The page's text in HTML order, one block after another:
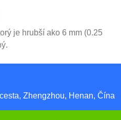
je hrubší ako 6 mm (0.25
Zhengzhou, Henan, Čína